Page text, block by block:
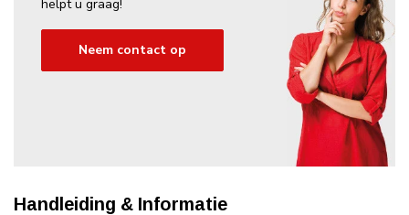
helpt u graag!
Neem contact op
Handleiding & Informatie